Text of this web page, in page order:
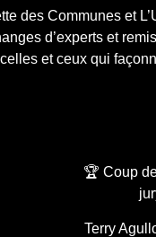
des Communes et
d’experts et
et ceux qui
🏆 Coup
Terry